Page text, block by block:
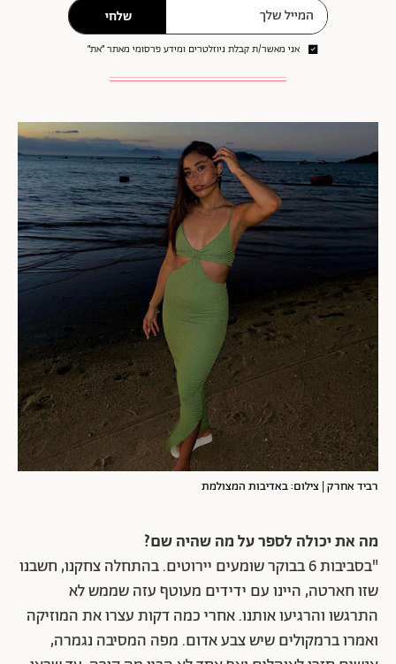
שלחי
אני מאשר/ת קבלת ניוזלטרים ומידע פרסומי מאתר ״את״
רביד אחרק | צילום: באדיבות המצולמת
מה את יכולה לספר על מה שהיה שם?
"בסביבות 6 בבוקר שומעים יירוטים. בהתחלה צחקנו, חשבנו
שזו חארטה, היינו עם ידידים מעוטף עזה שממש לא
התרגשו והרגיעו אותנו. אחרי כמה דקות עצרו את המוזיקה
ואמרו ברמקולים שיש צבע אדום. מפה המסיבה נגמרה,